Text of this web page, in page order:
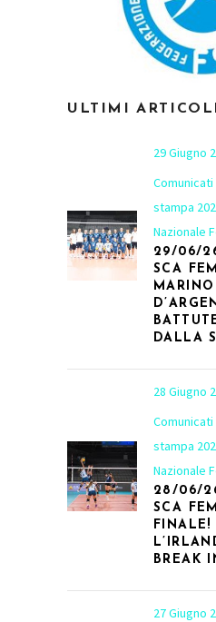
ULTIMI
29 Giugno
stampa
Nazionale
29/06/
SCA
DALLA
28 Giugno
stampa
Nazionale
28/06/
SCA
FINALE!
BREAK
27 Giugno